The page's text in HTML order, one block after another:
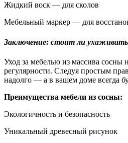
Жидкий воск — для сколов
Мебельный маркер — для
Заключение: стоит ли ухаживать
Уход за мебелью из массива сосны
регулярности. Следуя простым
надолго — а в вашем доме всегда
Преимущества мебели из сосны:
Экологичность и безопасность
Уникальный древесный рисунок